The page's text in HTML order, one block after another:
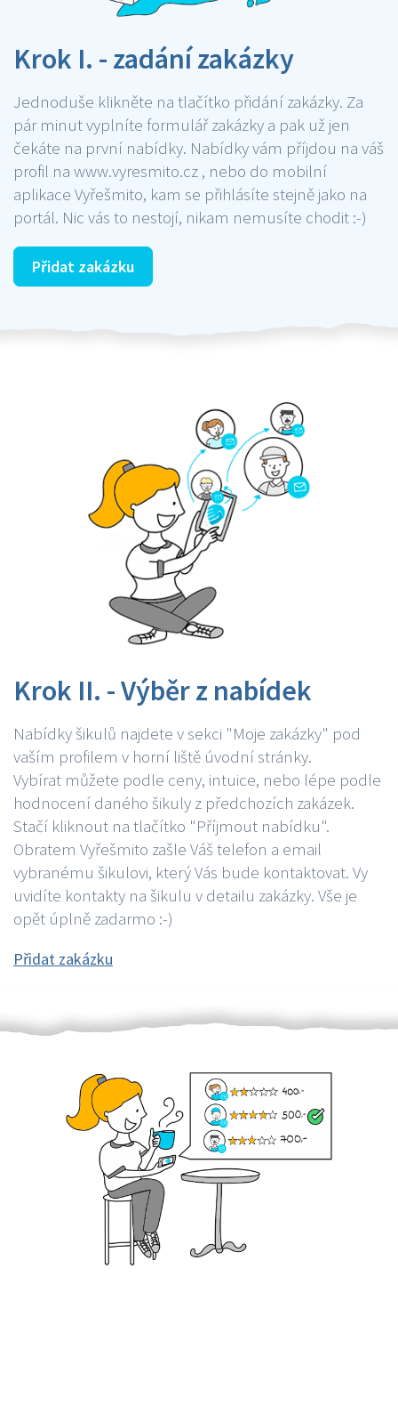
Krok I. - zadání zakázky
Jednoduše klikněte na tlačítko přidání zakázky. Za
pár minut vyplníte formulář zakázky a pak už jen
čekáte na první nabídky. Nabídky vám příjdou na váš
profil na www.vyresmito.cz , nebo do mobilní
aplikace Vyřešmito, kam se přihlásíte stejně jako na
portál. Nic vás to nestojí, nikam nemusíte chodit :-)
Přidat zakázku
Krok II. - Výběr z nabídek
Nabídky šikulů najdete v sekci "Moje zakázky" pod
vaším profilem v horní liště úvodní stránky.
Vybírat můžete podle ceny, intuice, nebo lépe podle
hodnocení daného šikuly z předchozích zakázek.
Stačí kliknout na tlačítko "Příjmout nabídku".
Obratem Vyřešmito zašle Váš telefon a email
vybranému šikulovi, který Vás bude kontaktovat. Vy
uvidíte kontakty na šikulu v detailu zakázky. Vše je
opět úplně zadarmo :-)
Přidat zakázku